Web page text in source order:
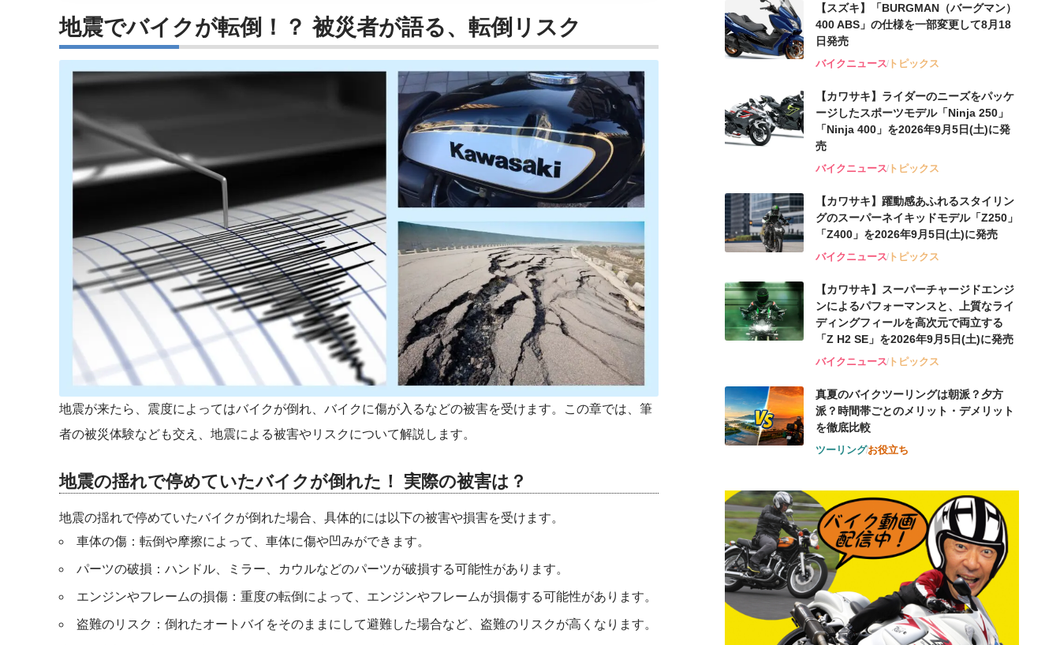
地震でバイクが転倒！？ 被災者が語る、転倒リスク
地震が来たら、震度によってはバイクが倒れ、バイクに傷が入るなどの被害を受けます。この章では、筆
者の被災体験なども交え、地震による被害やリスクについて解説します。
地震の揺れで停めていたバイクが倒れた！ 実際の被害は？
地震の揺れで停めていたバイクが倒れた場合、具体的には以下の被害や損害を受けます。
車体の傷：転倒や摩擦によって、車体に傷や凹みができます。
パーツの破損：ハンドル、ミラー、カウルなどのパーツが破損する可能性があります。
エンジンやフレームの損傷：重度の転倒によって、エンジンやフレームが損傷する可能性があります。
盗難のリスク：倒れたオートバイをそのままにして避難した場合など、盗難のリスクが高くなります。
【スズキ】「BURGMAN（バーグマン）
400 ABS」の仕様を一部変更して8月18
日発売
バイクニューストピックス
【カワサキ】ライダーのニーズをパッケ
ージしたスポーツモデル「Ninja 250」
「Ninja 400」を2026年9月5日(土)に発
売
バイクニューストピックス
【カワサキ】躍動感あふれるスタイリン
グのスーパーネイキッドモデル「Z250」
「Z400」を2026年9月5日(土)に発売
バイクニューストピックス
【カワサキ】スーパーチャージドエンジ
ンによるパフォーマンスと、上質なライ
ディングフィールを高次元で両立する
「Z H2 SE」を2026年9月5日(土)に発売
バイクニューストピックス
真夏のバイクツーリングは朝派？夕方
派？時間帯ごとのメリット・デメリット
を徹底比較
ツーリングお役立ち